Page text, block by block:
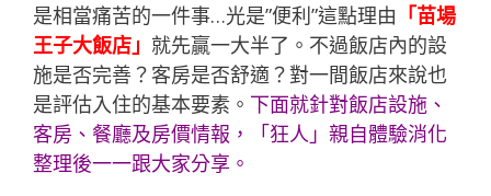
是相當痛苦的一件事…光是”便利”這點理由 「苗場
王子大飯店」 就先贏一大半了。不過飯店內的設
施是否完善？客房是否舒適？對一間飯店來說也
是評估入住的基本要素。 下面就針對飯店設施、
客房、餐廳及房價情報，「狂人 」親自體驗消化
整理後一一跟大家分享。